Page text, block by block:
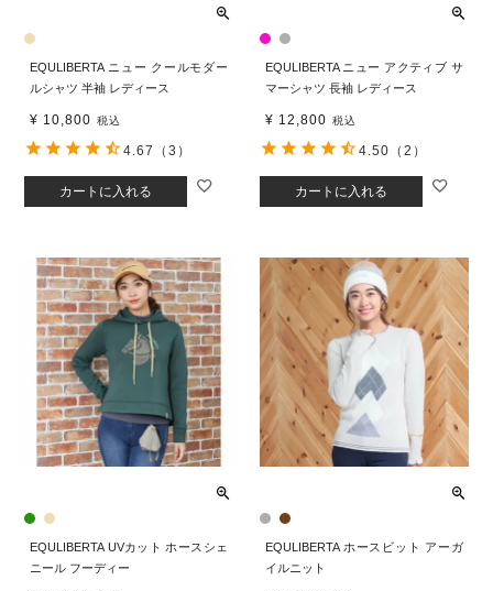
EQULIBERTA ニュー クールモダー
ルシャツ 半袖 レディース
¥ 10,800 税込
カートに入れる
4.67 （3）
EQULIBERTA ニュー アクティブ サ
マーシャツ 長袖 レディース
¥ 12,800 税込
カートに入れる
4.50 （2）
EQULIBERTA UVカット ホースシェ
ニール フーディー
EQULIBERTA ホースビット アーガ
イルニット